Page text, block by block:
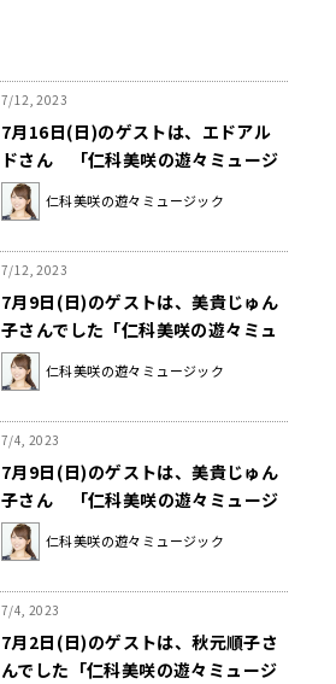
7/12, 2023
7月16日(日)のゲストは、エドアル
ドさん 「仁科美咲の遊々ミュージ
ック」
仁科美咲の遊々ミュージック
7/12, 2023
7月9日(日)のゲストは、美貴じゅん
子さんでした「仁科美咲の遊々ミュ
ージック」
仁科美咲の遊々ミュージック
7/4, 2023
7月9日(日)のゲストは、美貴じゅん
子さん 「仁科美咲の遊々ミュージ
ック」
仁科美咲の遊々ミュージック
7/4, 2023
7月2日(日)のゲストは、秋元順子さ
んでした「仁科美咲の遊々ミュージ